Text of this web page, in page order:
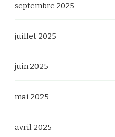
septembre 2025
juillet 2025
juin 2025
mai 2025
avril 2025